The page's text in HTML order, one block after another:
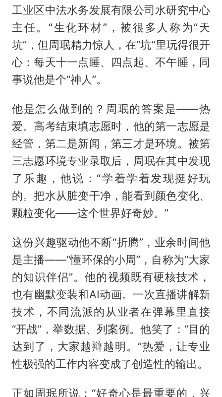
工业区中法水务发展有限公司水研究中心
主任。“生化环材”，被很多人称为“天
坑”，但周珉精力惊人，在“坑”里玩得很开
心：每天十一点睡、四点起、不午睡，同
事说他是个“神人”。
他是怎么做到的？周珉的答案是——热
爱。高考结束填志愿时，他的第一志愿是
经管，第二是新闻，第三才是环境。被第
三志愿环境专业录取后，周珉在其中发现
了乐趣，他说：“学着学着发现挺好玩
的。把水从脏变干净，能看到颜色变化、
颗粒变化——这个世界好奇妙。”
这份兴趣驱动他不断“折腾”，业余时间他
是主播——“懂环保的小周”，自称为“大家
的知识伴侣”。他的视频既有硬核技术，
也有幽默变装和AI动画。一次直播讲解新
技术，不同流派的从业者在弹幕里直接
“开战”，举数据、列案例。他笑了：“目的
达到了，大家越辩越明。”热爱，让专业
性极强的工作内容变成了创造性的输出。
正如周珉所说：“好奇心是最重要的，兴